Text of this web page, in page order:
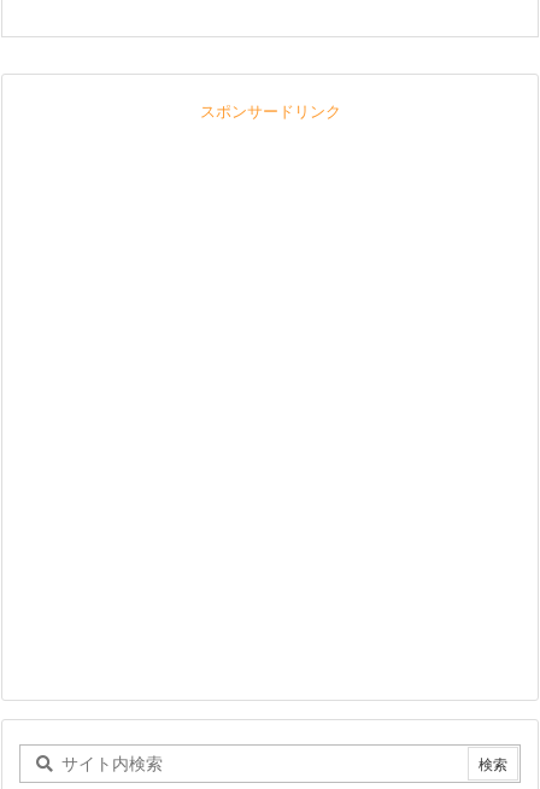
スポンサードリンク